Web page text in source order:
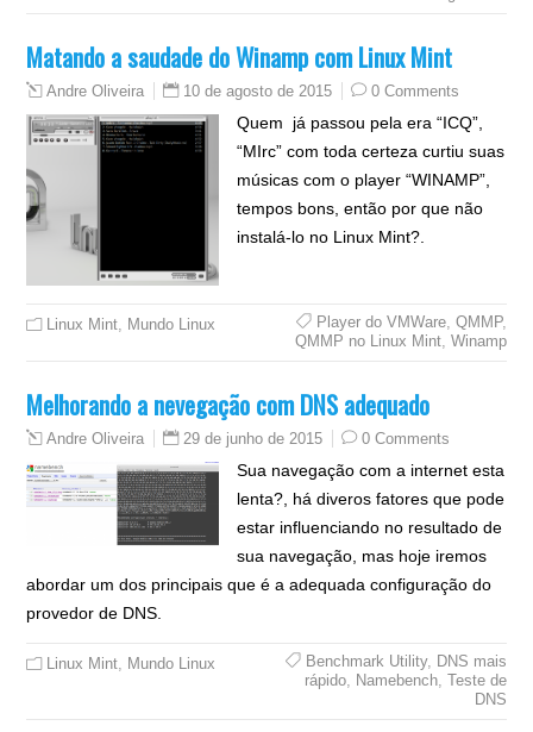
Matando a saudade do Winamp com Linux Mint
Andre Oliveira 10 de agosto de 2015 0 Comments
Quem já passou pela era “ICQ”,
“MIrc” com toda certeza curtiu suas
músicas com o player “WINAMP”,
tempos bons, então por que não
instalá-lo no Linux Mint?.
Linux Mint, Mundo Linux Player do VMWare, QMMP,
QMMP no Linux Mint, Winamp
Melhorando a nevegação com DNS adequado
Andre Oliveira 29 de junho de 2015 0 Comments
Sua navegação com a internet esta
lenta?, há diveros fatores que pode
estar influenciando no resultado de
sua navegação, mas hoje iremos
abordar um dos principais que é a adequada configuração do
provedor de DNS.
Linux Mint, Mundo Linux Benchmark Utility, DNS mais
rápido, Namebench, Teste de
DNS